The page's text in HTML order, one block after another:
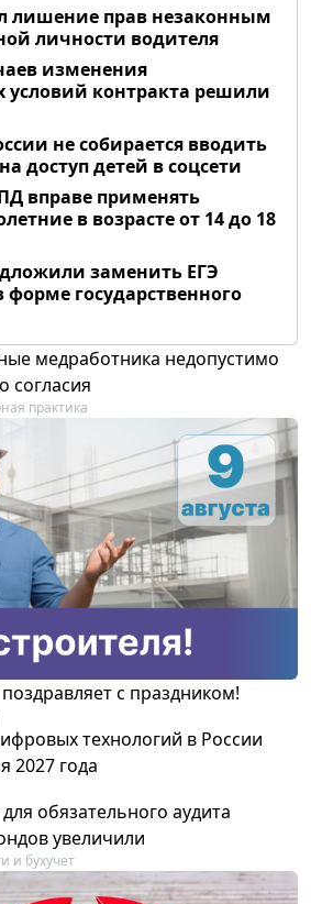
лишение прав незаконным
личности водителя
изменения
условий контракта решили
не собирается вводить
доступ детей в соцсети
вправе применять
в возрасте от 14 до 18
заменить ЕГЭ
форме государственного
медработника недопустимо
согласия
практика
с праздником!
технологий в России
2027 года
обязательного аудита
увеличили
и бухучет